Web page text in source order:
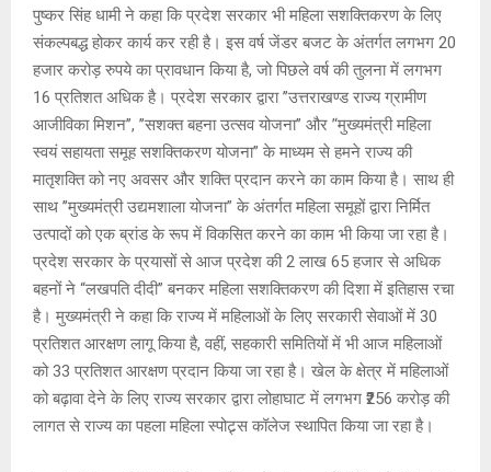
पुष्कर सिंह धामी ने कहा कि प्रदेश सरकार भी महिला सशक्तिकरण के लिए
संकल्पबद्ध होकर कार्य कर रही है। इस वर्ष जेंडर बजट के अंतर्गत लगभग 20
हजार करोड़ रुपये का प्रावधान किया है, जो पिछले वर्ष की तुलना में लगभग
16 प्रतिशत अधिक है। प्रदेश सरकार द्वारा ’’उत्तराखण्ड राज्य ग्रामीण
आजीविका मिशन’’, ’’सशक्त बहना उत्सव योजना’’ और ’‘मुख्यमंत्री महिला
स्वयं सहायता समूह सशक्तिकरण योजना’’ के माध्यम से हमने राज्य की
मातृशक्ति को नए अवसर और शक्ति प्रदान करने का काम किया है। साथ ही
साथ ’’मुख्यमंत्री उद्यमशाला योजना” के अंतर्गत महिला समूहों द्वारा निर्मित
उत्पादों को एक ब्रांड के रूप में विकसित करने का काम भी किया जा रहा है।
प्रदेश सरकार के प्रयासों से आज प्रदेश की 2 लाख 65 हजार से अधिक
बहनों ने “लखपति दीदी’’ बनकर महिला सशक्तिकरण की दिशा में इतिहास रचा
है। मुख्यमंत्री ने कहा कि राज्य में महिलाओं के लिए सरकारी सेवाओं में 30
प्रतिशत आरक्षण लागू किया है, वहीं, सहकारी समितियों में भी आज महिलाओं
को 33 प्रतिशत आरक्षण प्रदान किया जा रहा है। खेल के क्षेत्र में महिलाओं
को बढ़ावा देने के लिए राज्य सरकार द्वारा लोहाघाट में लगभग ₹256 करोड़ की
लागत से राज्य का पहला महिला स्पोट्र्स कॉलेज स्थापित किया जा रहा है।